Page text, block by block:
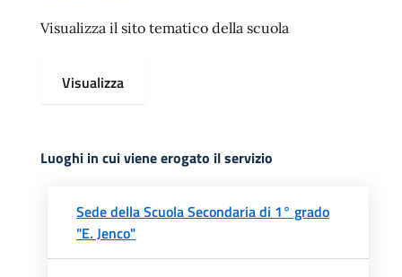
Visualizza il sito tematico della scuola
Visualizza
Luoghi in cui viene erogato il servizio
Sede della Scuola Secondaria di 1° grado
"E. Jenco"